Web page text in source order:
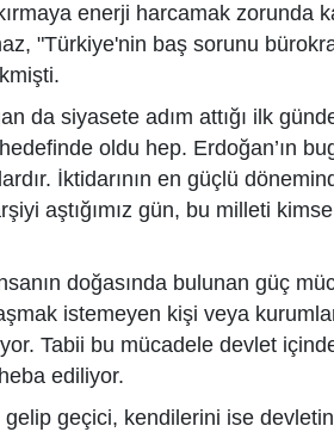
enerji harcamak zorunda
"Türkiye'nin baş sorunu
da siyasete adım attığı ilk
oldu hep. Erdoğan’ın
İktidarının en güçlü
aştığımız gün, bu milleti
doğasında bulunan güç
istemeyen kişi veya
Tabii bu mücadele devlet
ediliyor.
geçici, kendilerini ise